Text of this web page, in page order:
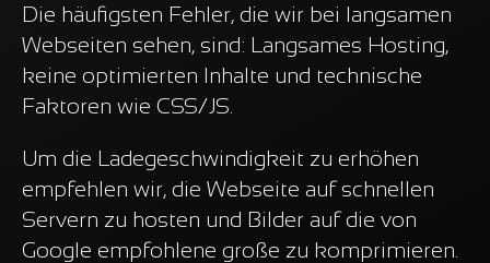
Die häufigsten Fehler, die wir bei langsamen
Webseiten sehen, sind: Langsames Hosting,
keine optimierten Inhalte und technische
Faktoren wie CSS/JS.
Um die Ladegeschwindigkeit zu erhöhen
empfehlen wir, die Webseite auf schnellen
Servern zu hosten und Bilder auf die von
Google empfohlene große zu komprimieren.